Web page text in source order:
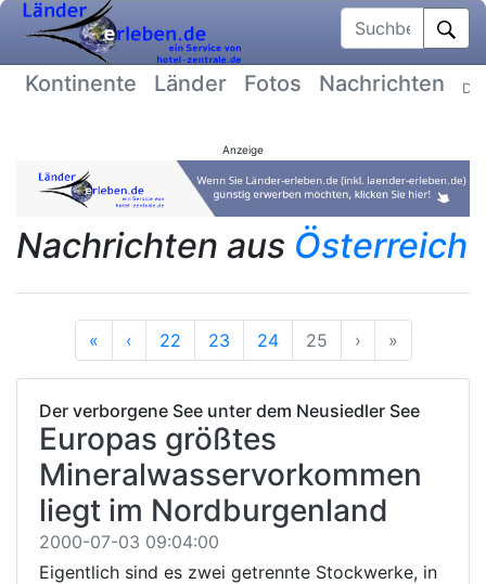
Suchbegriff
Kontinente Länder Fotos Nachrichten
Anzeige
Nachrichten aus Österreich
« Anfang
‹Vorherige
22 23 24 25 ›Nächste
»Ende
Der verborgene See unter dem Neusiedler See
Europas größtes
Mineralwasservorkommen
liegt im Nordburgenland
2000-07-03 09:04:00
Eigentlich sind es zwei getrennte Stockwerke, in